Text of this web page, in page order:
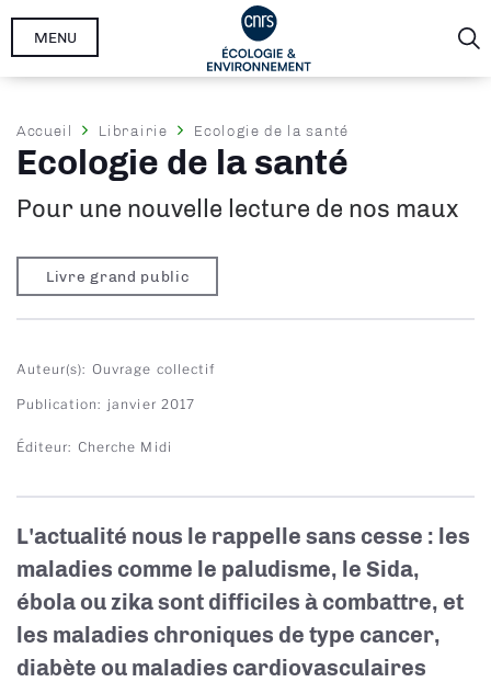
Aller
MENU
Fil
d'Ariane
Accueil Librairie Ecologie de la santé
Ecologie de la santé
Pour une nouvelle lecture de nos maux
Livre grand public
Auteur(s) Ouvrage collectif
Publication janvier 2017
Éditeur Cherche Midi
L'actualité nous le rappelle sans cesse : les
maladies comme le paludisme, le Sida,
ébola ou zika sont difficiles à combattre, et
les maladies chroniques de type cancer,
diabète ou maladies cardiovasculaires